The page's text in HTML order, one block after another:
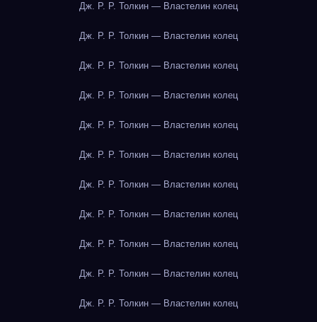
Дж. Р. Р. Толкин — Властелин колец
Дж. Р. Р. Толкин — Властелин колец
Дж. Р. Р. Толкин — Властелин колец
Дж. Р. Р. Толкин — Властелин колец
Дж. Р. Р. Толкин — Властелин колец
Дж. Р. Р. Толкин — Властелин колец
Дж. Р. Р. Толкин — Властелин колец
Дж. Р. Р. Толкин — Властелин колец
Дж. Р. Р. Толкин — Властелин колец
Дж. Р. Р. Толкин — Властелин колец
Дж. Р. Р. Толкин — Властелин колец